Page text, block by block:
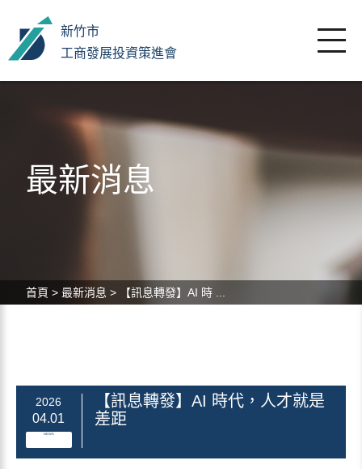
新竹市
工商發展投資策進會
最新消息
首頁 > 最新消息 > 【訊息轉發】AI 時 ...
2026
04.01
NEWS
【訊息轉發】AI 時代，人才就是
差距